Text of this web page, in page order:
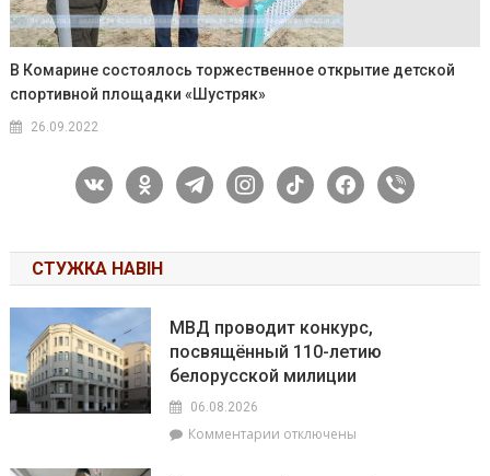
В Комарине состоялось торжественное открытие детской
спортивной площадки «Шустряк»
26.09.2022
vkontakteodnoklassniki
telegraminstagram
tiktok facebook
viber
СТУЖКА НАВІН
МВД проводит конкурс,
посвящённый 110-летию
белорусской милиции
06.08.2026
Комментарии котключены